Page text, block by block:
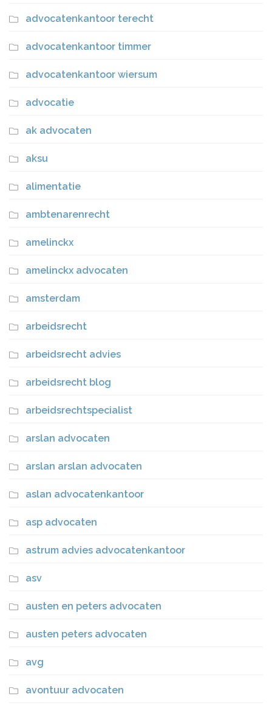
advocatenkantoor terecht
advocatenkantoor timmer
advocatenkantoor wiersum
advocatie
ak advocaten
aksu
alimentatie
ambtenarenrecht
amelinckx
amelinckx advocaten
amsterdam
arbeidsrecht
arbeidsrecht advies
arbeidsrecht blog
arbeidsrechtspecialist
arslan advocaten
arslan arslan advocaten
aslan advocatenkantoor
asp advocaten
astrum advies advocatenkantoor
asv
austen en peters advocaten
austen peters advocaten
avg
avontuur advocaten